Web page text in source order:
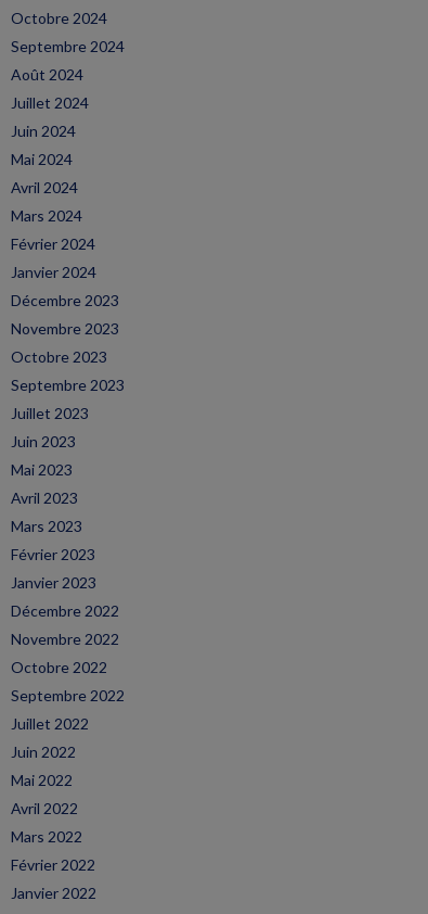
Octobre 2024
Septembre 2024
Août 2024
Juillet 2024
Juin 2024
Mai 2024
Avril 2024
Mars 2024
Février 2024
Janvier 2024
Décembre 2023
Novembre 2023
Octobre 2023
Septembre 2023
Juillet 2023
Juin 2023
Mai 2023
Avril 2023
Mars 2023
Février 2023
Janvier 2023
Décembre 2022
Novembre 2022
Octobre 2022
Septembre 2022
Juillet 2022
Juin 2022
Mai 2022
Avril 2022
Mars 2022
Février 2022
Janvier 2022